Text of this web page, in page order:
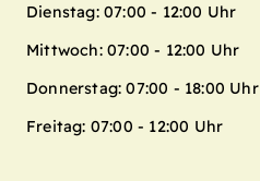
Dienstag: 07:00 - 12:00 Uhr
Mittwoch: 07:00 - 12:00 Uhr
Donnerstag: 07:00 - 18:00 Uhr
Freitag: 07:00 - 12:00 Uhr